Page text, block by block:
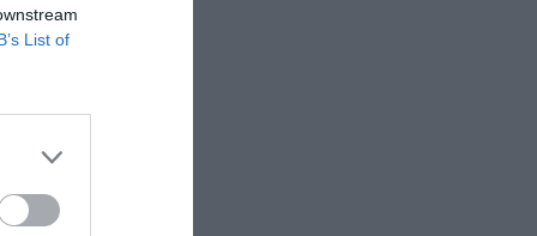
List of